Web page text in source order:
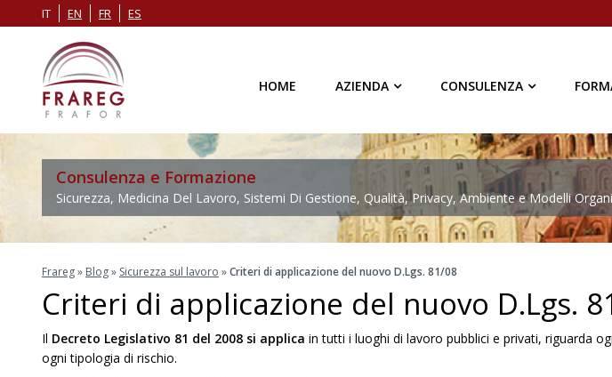
IT EN FR ES
HOME AZIENDA CONSULENZA
Consulenza e Formazione
Sicurezza, Medicina Del Lavoro, Sistemi Di Gestione, Qualità, Privacy, Ambiente e Modelli
Frareg» Blog» Sicurezza sul lavoro »Criteri di applicazione del nuovo D.Lgs. 81/08
Criteri di applicazione del nuovo D.Lgs.
Il Decreto Legislativo 81 del 2008 si applica in tutti i luoghi di lavoro pubblici e privati, riguarda
ogni tipologia di rischio.